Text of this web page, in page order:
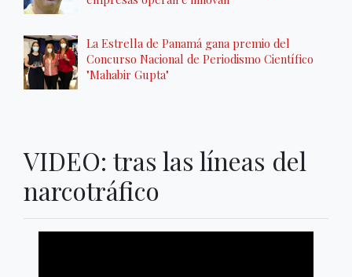
La Estrella de Panamá gana premio del
Concurso Nacional de Periodismo Científico
"Mahabir Gupta"
VIDEO: tras las líneas del
narcotráfico